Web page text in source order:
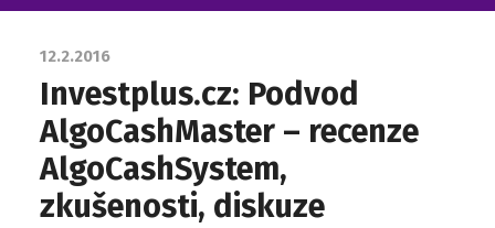
12.2.2016
Investplus.cz: Podvod
AlgoCashMaster – recenze
AlgoCashSystem,
zkušenosti, diskuze